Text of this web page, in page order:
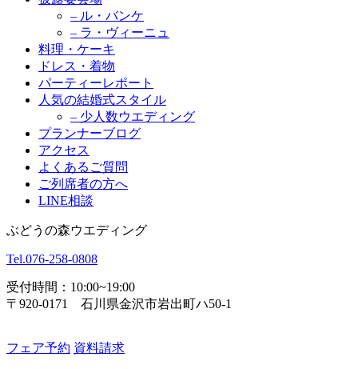
– ル・バンケ
– ラ・ヴィーニュ
料理・ケーキ
ドレス・着物
パーティーレポート
人気の結婚式スタイル
– 少人数ウエディング
プランナーブログ
アクセス
よくあるご質問
ご列席者の方へ
LINE相談
ぶどうの森ウエディング
Tel.076-258-0808
受付時間：10:00~19:00
〒920-0171 石川県金沢市岩出町ハ50-1
フェア予約 資料請求